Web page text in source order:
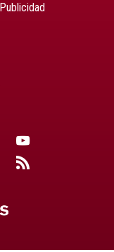
Publicidad